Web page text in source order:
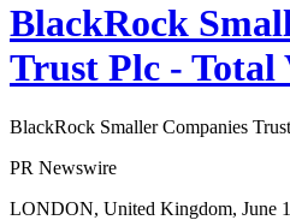
BlackRock
Trust Plc - Total
BlackRock Smaller Companies
PR Newswire
LONDON, United Kingdom, June